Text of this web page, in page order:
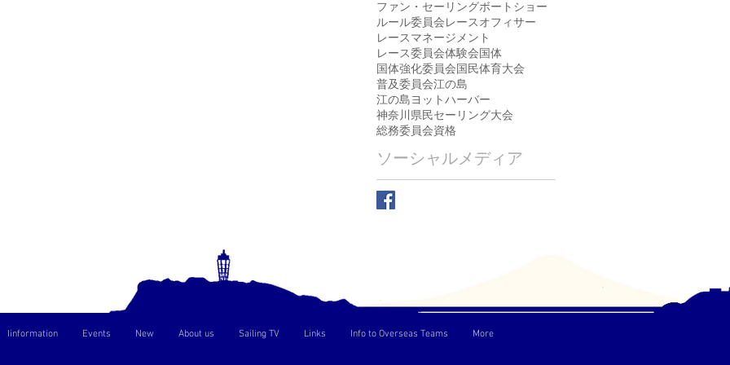
ファン・セーリングボートショー
ルール委員会レースオフィサー
レースマネージメント
レース委員会体験会国体
国体強化委員会国民体育大会
普及委員会江の島
江の島ヨットハーバー
神奈川県民セーリング大会
総務委員会資格
ソーシャルメディア
Iinformation Events New About us Sailing TV Links Info to Overseas Teams More